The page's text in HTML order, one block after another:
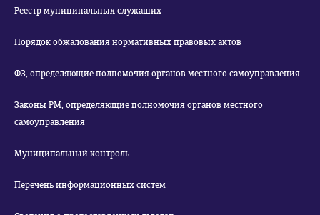
Реестр муниципальных служащих
Порядок обжалования нормативных правовых актов
ФЗ, определяющие полномочия органов местного самоуправления
Законы РМ, определяющие полномочия органов местного
самоуправления
Муниципальный контроль
Перечень информационных систем